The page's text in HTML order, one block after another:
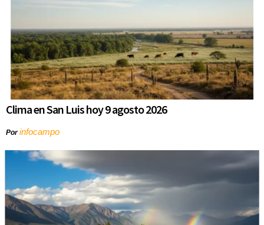
Clima en San Luis hoy 9 agosto 2026
Porinfocampo